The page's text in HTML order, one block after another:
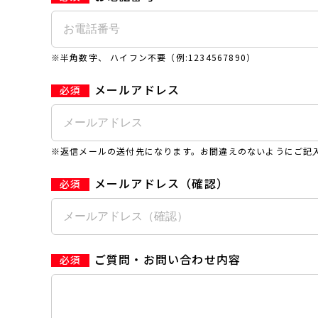
※半角数字、 ハイフン不要（例:1234567890）
メールアドレス
※返信メールの送付先になります。お間違えのないようにご記
メールアドレス（確認）
ご質問・お問い合わせ内容